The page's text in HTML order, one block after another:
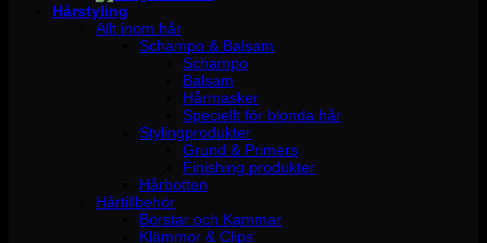
Hårstyling
Allt inom hår
Schampo & Balsam
Schampo
Balsam
Hårmasker
Speciellt för blonda hår
Stylingprodukter
Grund & Primers
Finishing produkter
Hårbotten
Hårtillbehör
Borstar och Kammar
Klämmor & Clips